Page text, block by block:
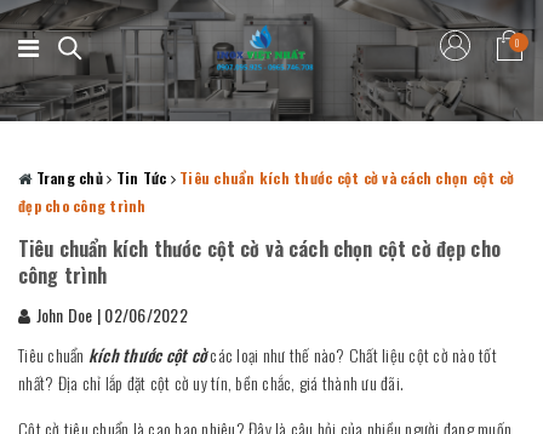
0
Trang chủ Tin Tức
Tiêu chuẩn kích thước cột cờ và cách chọn cột cờ
đẹp cho công trình
Tiêu chuẩn kích thước cột cờ và cách chọn cột cờ đẹp cho
công trình
John Doe |02/06/2022
Tiêu chuẩn kích thước cột cờcác loại như thế nào? Chất liệu cột cờ nào tốt
nhất? Địa chỉ lắp đặt cột cờ uy tín, bền chắc, giá thành ưu đãi.
Cột cờ tiêu chuẩn là cao bao nhiêu? Đây là câu hỏi của nhiều người đang muốn